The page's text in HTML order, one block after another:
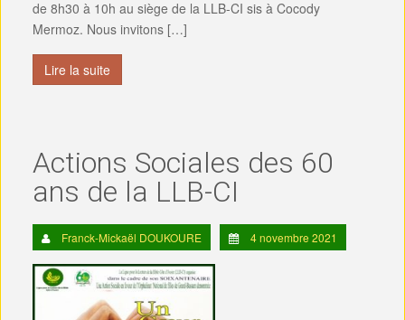
de 8h30 à 10h au siège de la LLB-CI sis à Cocody
Mermoz. Nous invitons […]
Lire la suite
Actions Sociales des 60
ans de la LLB-CI
Franck-Mickaël DOUKOURE 4 novembre 2021